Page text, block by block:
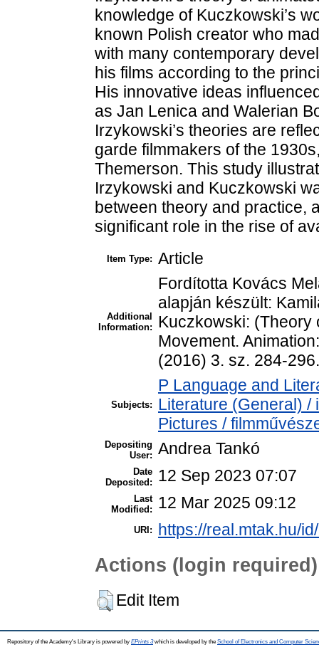
knowledge of Kuczkowski’s
known Polish creator who
with many contemporary
his films according to the
His innovative ideas
as Jan Lenica and Walerian
Irzykowski’s theories are
garde filmmakers of the
Themerson. This study
Irzykowski and Kuczkowski
between theory and practice,
significant role in the rise of
Item Type: Article
Additional
Information:
Fordította Kovács
alapján készült:
Kuczkowski: (Theory
Movement.
(2016) 3. sz. 284-
Subjects:
P Language and
Literature (General) /
Pictures /
Depositing
User: Andrea Tankó
Date
Deposited:
12 Sep 2023 07:07
Last
Modified:
12 Mar 2025 09:12
URI: https://real.mtak.hu/
Actions (login required)
Edit Item
Repository of the Academy's Library is powered by EPrints 3which is developed by the School of Electronics and Computer